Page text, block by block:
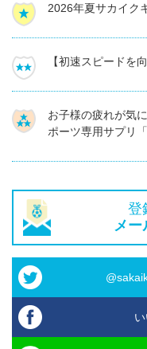
2026年夏サカイク
【初速スピードを
お子様の疲れが気
ポーツ専用サプリ
登
メ
い